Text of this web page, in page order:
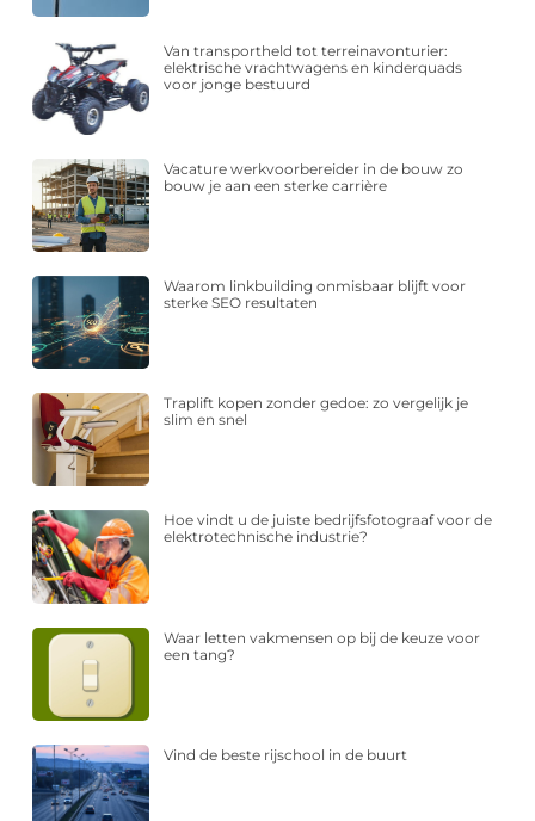
Van transportheld tot terreinavonturier:
elektrische vrachtwagens en kinderquads
voor jonge bestuurd
Vacature werkvoorbereider in de bouw zo
bouw je aan een sterke carrière
Waarom linkbuilding onmisbaar blijft voor
sterke SEO resultaten
Traplift kopen zonder gedoe: zo vergelijk je
slim en snel
Hoe vindt u de juiste bedrijfsfotograaf voor de
elektrotechnische industrie?
Waar letten vakmensen op bij de keuze voor
een tang?
Vind de beste rijschool in de buurt